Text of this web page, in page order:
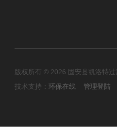
版权所有 © 2026 固安县凯洛特
技术支持： 环保在线 管理登陆